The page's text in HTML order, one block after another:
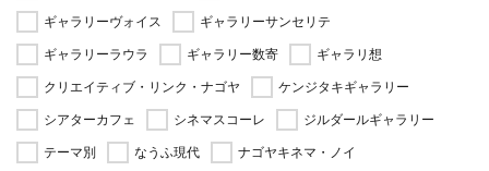
ギャラリーヴォイス
ギャラリーサンセリテ
ギャラリーラウラ
ギャラリー数寄
ギャラリ想
クリエイティブ・リンク・ナゴヤ
ケンジタキギャラリー
シアターカフェ
シネマスコーレ
ジルダールギャラリー
テーマ別
なうふ現代
ナゴヤキネマ・ノイ